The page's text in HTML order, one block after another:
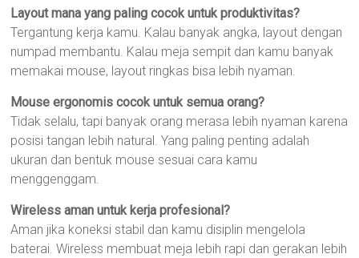
Layout mana yang paling cocok untuk produktivitas?
Tergantung kerja kamu. Kalau banyak angka, layout dengan
numpad membantu. Kalau meja sempit dan kamu banyak
memakai mouse, layout ringkas bisa lebih nyaman.
Mouse ergonomis cocok untuk semua orang?
Tidak selalu, tapi banyak orang merasa lebih nyaman karena
posisi tangan lebih natural. Yang paling penting adalah
ukuran dan bentuk mouse sesuai cara kamu
menggenggam.
Wireless aman untuk kerja profesional?
Aman jika koneksi stabil dan kamu disiplin mengelola
baterai. Wireless membuat meja lebih rapi dan gerakan lebih